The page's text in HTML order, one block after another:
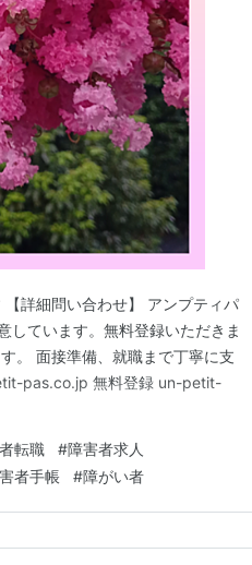
詳細問い合わせ】 アンプティパ
しています。無料登録いただきま
。 面接準備、就職まで丁寧に支
pas.co.jp 無料登録 un-petit-
転職 #障害者求人
者手帳 #障がい者